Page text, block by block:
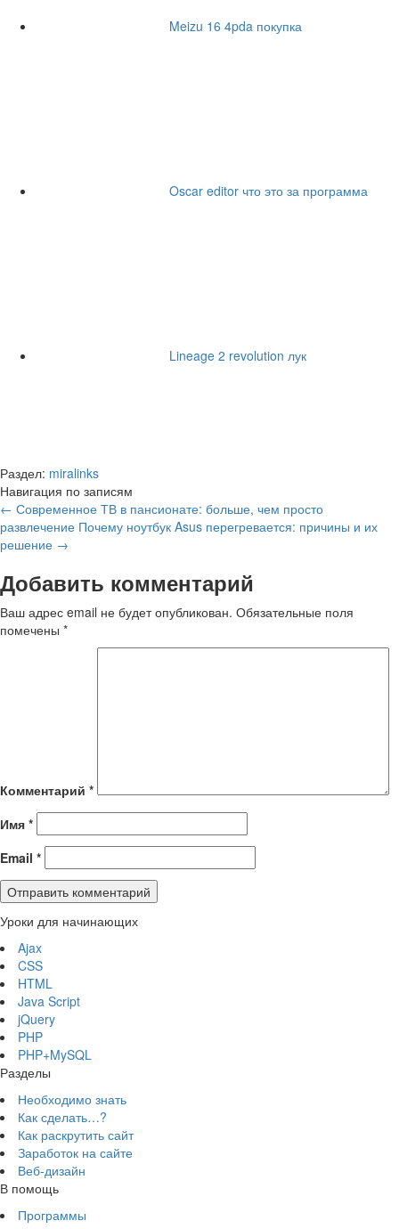
Meizu 16 4pda покупка
Oscar editor что это за программа
Lineage 2 revolution лук
Раздел: miralinks
Навигация по записям
← Современное ТВ в пансионате: больше, чем просто
развлечение Почему ноутбук Asus перегревается: причины и их
решение →
Добавить комментарий
Ваш адрес email не будет опубликован. Обязательные поля
помечены *
Комментарий *
Имя *
Email *
Уроки для начинающих
Ajax
CSS
HTML
Java Script
jQuery
PHP
PHP+MySQL
Разделы
Необходимо знать
Как сделать…?
Как раскрутить сайт
Заработок на сайте
Веб-дизайн
В помощь
Программы